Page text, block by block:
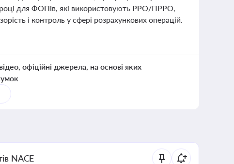
році для ФОПів, які використовують РРО/ПРРО,
і контроль у сфері розрахункових операцій.
офіційні джерела, на основі яких
NACE